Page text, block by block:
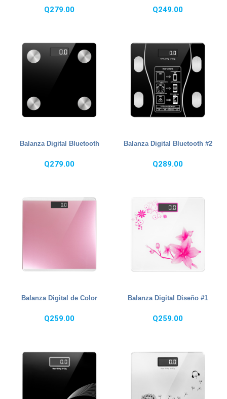
Q279.00 Q249.00
Balanza Digital Bluetooth
Q279.00
Balanza Digital Bluetooth #2
Q289.00
Balanza Digital de Color
Q259.00
Balanza Digital Diseño #1
Q259.00